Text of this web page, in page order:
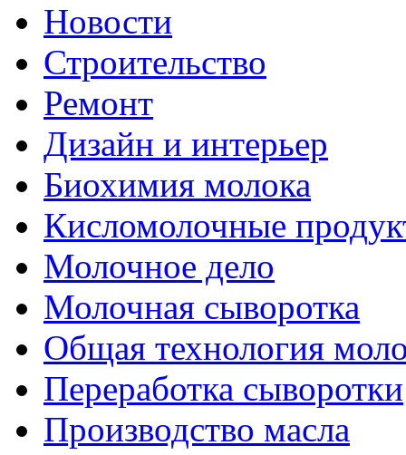
Новости
Строительство
Ремонт
Дизайн и интерьер
Биохимия молока
Кисломолочные
Молочное дело
Молочная сыворотка
Общая технология
Переработка сыворотки
Производство масла